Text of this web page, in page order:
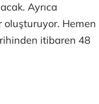
Ayrıca
oluşturuyor. Hemen
itibaren 48